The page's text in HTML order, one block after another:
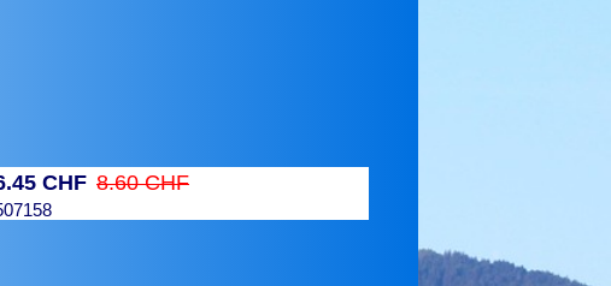
CHF 8.60 CHF